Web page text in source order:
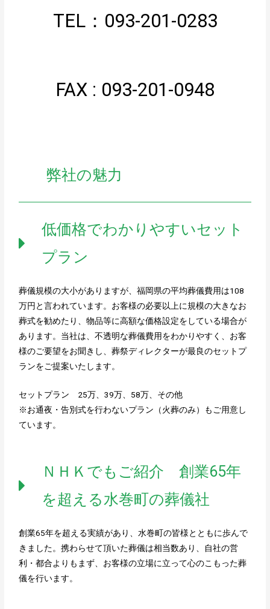
TEL：093-201-0283
FAX : 093-201-0948
弊社の魅力
低価格でわかりやすいセット
プラン
葬儀規模の大小がありますが、福岡県の平均葬儀費用は108
万円と言われています。お客様の必要以上に規模の大きなお
葬式を勧めたり、物品等に高額な価格設定をしている場合が
あります。当社は、不透明な葬儀費用をわかりやすく、お客
様のご要望をお聞きし、葬祭ディレクターが最良のセットプ
ランをご提案いたします。
セットプラン 25万、39万、58万、その他
※お通夜・告別式を行わないプラン（火葬のみ）もご用意し
ています。
ＮＨＫでもご紹介 創業65年
を超える水巻町の葬儀社
創業65年を超える実績があり、水巻町の皆様とともに歩んで
きました。携わらせて頂いた葬儀は相当数あり、自社の営
利・都合よりもまず、お客様の立場に立って心のこもった葬
儀を行います。